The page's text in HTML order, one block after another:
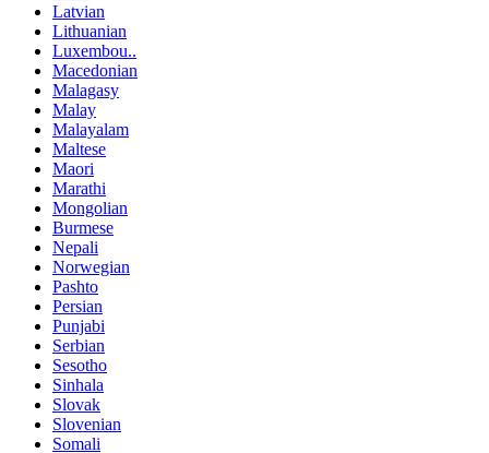
Latvian
Lithuanian
Luxembou..
Macedonian
Malagasy
Malay
Malayalam
Maltese
Maori
Marathi
Mongolian
Burmese
Nepali
Norwegian
Pashto
Persian
Punjabi
Serbian
Sesotho
Sinhala
Slovak
Slovenian
Somali